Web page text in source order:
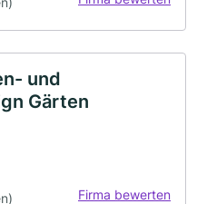
und
Gärten
Firma bewerten